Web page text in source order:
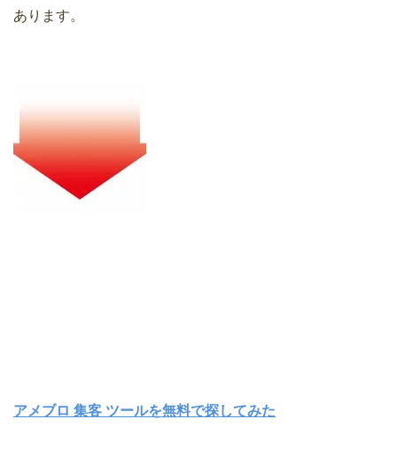
あります。
アメブロ 集客 ツールを無料で探してみた